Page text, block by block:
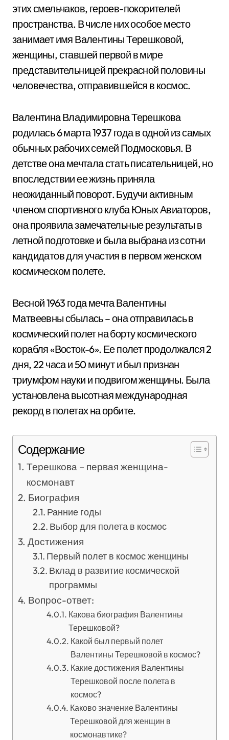
этих смельчаков, героев-покорителей
пространства. В числе них особое место
занимает имя Валентины Терешковой,
женщины, ставшей первой в мире
представительницей прекрасной половины
человечества, отправившейся в космос.
Валентина Владимировна Терешкова
родилась 6 марта 1937 года в одной из самых
обычных рабочих семей Подмосковья. В
детстве она мечтала стать писательницей, но
впоследствии ее жизнь приняла
неожиданный поворот. Будучи активным
членом спортивного клуба Юных Авиаторов,
она проявила замечательные результаты в
летной подготовке и была выбрана из сотни
кандидатов для участия в первом женском
космическом полете.
Весной 1963 года мечта Валентины
Матвеевны сбылась – она отправилась в
космический полет на борту космического
корабля «Восток-6». Ее полет продолжался 2
дня, 22 часа и 50 минут и был признан
триумфом науки и подвигом женщины. Была
установлена высотная международная
рекорд в полетах на орбите.
Содержание
Терешкова – первая женщина-
космонавт
Биография
Ранние годы
Выбор для полета в космос
Достижения
Первый полет в космос женщины
Вклад в развитие космической
программы
Вопрос-ответ:
Какова биография Валентины
Терешковой?
Какой был первый полет
Валентины Терешковой в космос?
Какие достижения Валентины
Терешковой после полета в
космос?
Каково значение Валентины
Терешковой для женщин в
космонавтике?